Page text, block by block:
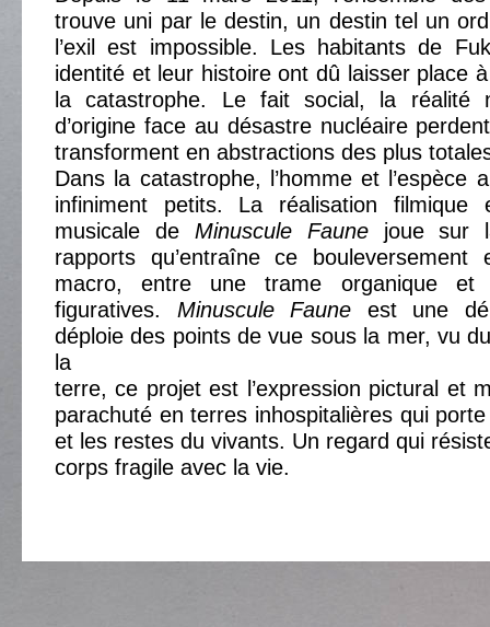
trouve uni par le destin, un destin tel un
l’exil est impossible. Les habitants de
identité et leur histoire ont dû laisser place à
la catastrophe. Le fait social, la réalité
d’origine face au désastre nucléaire
transforment en abstractions des plus
Dans la catastrophe, l’homme et l’espèce
infiniment petits. La réalisation filmique
musicale de Minuscule Faunejoue sur
rapports qu’entraîne ce
macro, entre une trame organique et
figuratives. Minuscule Faune est une
déploie des points de vue sous la mer, vu
la
terre, ce projet est l’expression pictural et
parachuté en terres inhospitalières qui porte
et les restes du vivants. Un regard qui
corps fragile avec la vie.